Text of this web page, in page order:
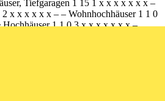
Tiefgaragen 1 15 1 x x x x x x x –
x x x x x x – – Wohnhochhäuser 1 1 0
1 1 0 3 x x x x x x x –
1 15 1 nicht erforderlich x x x x x x
Gefährdung –15 0,5 3 x x x x x x – x
zulässig – nicht zulässig 0 Je nach
auch 3 h, wenn hierbei als örtliche
angebracht werden, dass von jedem
auch bei Ausfall der